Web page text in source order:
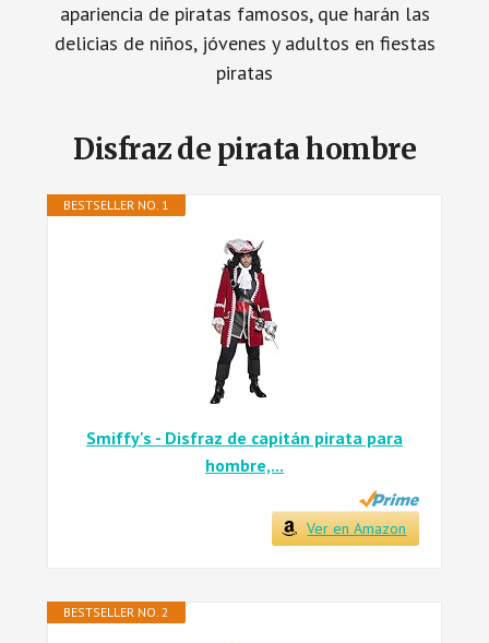
apariencia de piratas famosos, que harán las
delicias de niños, jóvenes y adultos en fiestas
piratas
Disfraz de pirata hombre
BESTSELLER NO. 1
Smiffy's - Disfraz de capitán pirata para
hombre,...
Ver en Amazon
BESTSELLER NO. 2